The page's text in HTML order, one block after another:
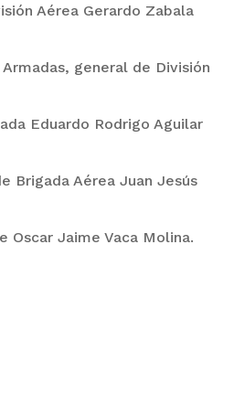
Aérea Gerardo Zabala
general de División
Eduardo Rodrigo Aguilar
Brigada Aérea Juan Jesús
Oscar Jaime Vaca Molina.